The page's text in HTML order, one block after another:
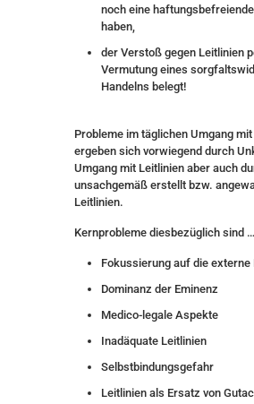
noch eine
haben,
der Verstoß gegen Leitlinien
Vermutung eines
Handelns belegt!
Probleme im täglichen Umgang
ergeben sich vorwiegend durch
Umgang mit Leitlinien aber auch
unsachgemäß erstellt bzw.
Leitlinien.
Kernprobleme diesbezüglich sind …
Fokussierung auf die externe
Dominanz der Eminenz
Medico-legale Aspekte
Inadäquate Leitlinien
Selbstbindungsgefahr
Leitlinien als Ersatz von